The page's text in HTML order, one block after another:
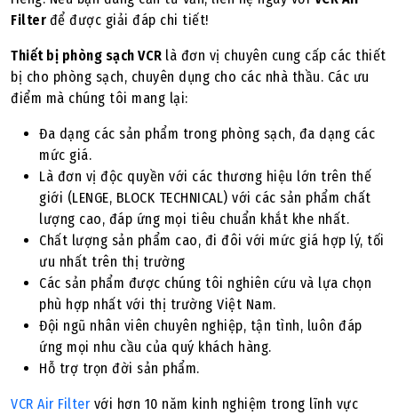
Filter để được giải đáp chi tiết!
Thiết bị phòng sạch VCR là đơn vị chuyên cung cấp các thiết
bị cho phòng sạch, chuyên dụng cho các nhà thầu. Các ưu
điểm mà chúng tôi mang lại:
Đa dạng các sản phẩm trong phòng sạch, đa dạng các
mức giá.
Là đơn vị độc quyền với các thương hiệu lớn trên thế
giới (LENGE, BLOCK TECHNICAL) với các sản phẩm chất
lượng cao, đáp ứng mọi tiêu chuẩn khắt khe nhất.
Chất lượng sản phẩm cao, đi đôi với mức giá hợp lý, tối
ưu nhất trên thị trường
Các sản phẩm được chúng tôi nghiên cứu và lựa chọn
phù hợp nhất với thị trường Việt Nam.
Đội ngũ nhân viên chuyên nghiệp, tận tình, luôn đáp
ứng mọi nhu cầu của quý khách hàng.
Hỗ trợ trọn đời sản phẩm.
VCR Air Filtervới hơn 10 năm kinh nghiệm trong lĩnh vực